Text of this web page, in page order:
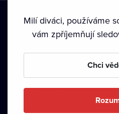
Podmínky používání • Ochrana
•
Milí diváci, používáme
vám zpříjemňují
Chci